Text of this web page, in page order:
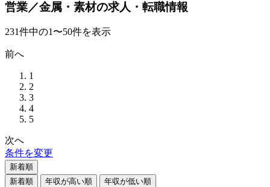
営業／金属・素材の求人・転職情報
231件中の1〜50件を表示
前へ
1
2
3
4
5
次へ
条件を変更
新着順
新着順
年収が高い順 年収が低い順